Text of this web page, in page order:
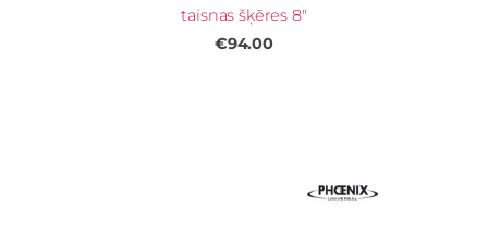
taisnas šķēres 8"
€94.00